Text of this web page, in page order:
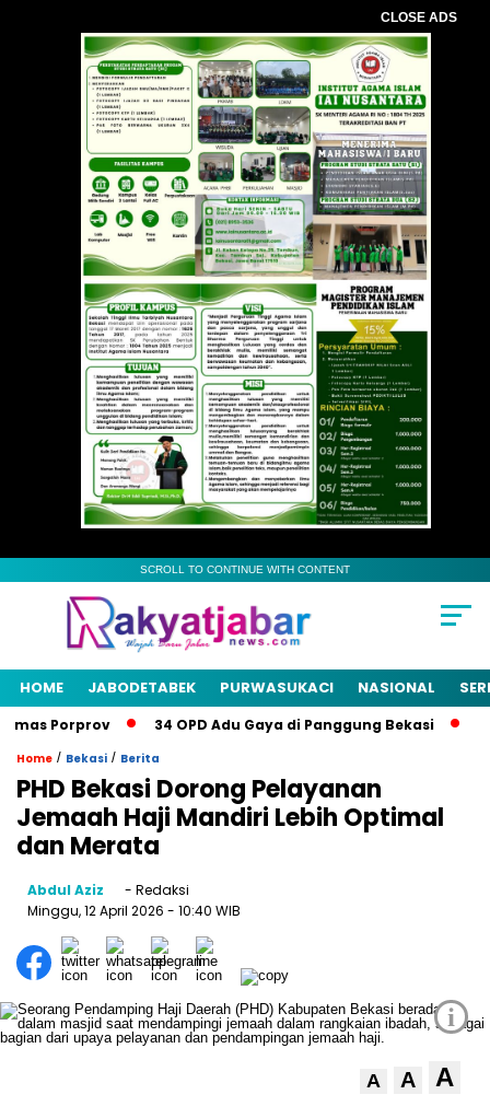
CLOSE ADS
SCROLL TO CONTINUE WITH CONTENT
HOME JABODETABEK PURWASUKACI NASIONAL
Porprov 34 OPD Adu Gaya di Panggung Bekasi
Home / Bekasi / Berita
PHD Bekasi Dorong Pelayanan
Jemaah Haji Mandiri Lebih Optimal
dan Merata
Abdul Aziz
- Redaksi
Minggu, 12 April 2026 - 10:40 WIB
i
A A A